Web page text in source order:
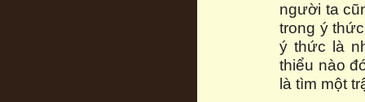
người ta
trong ý
ý thức là
thiểu nào
là tìm một